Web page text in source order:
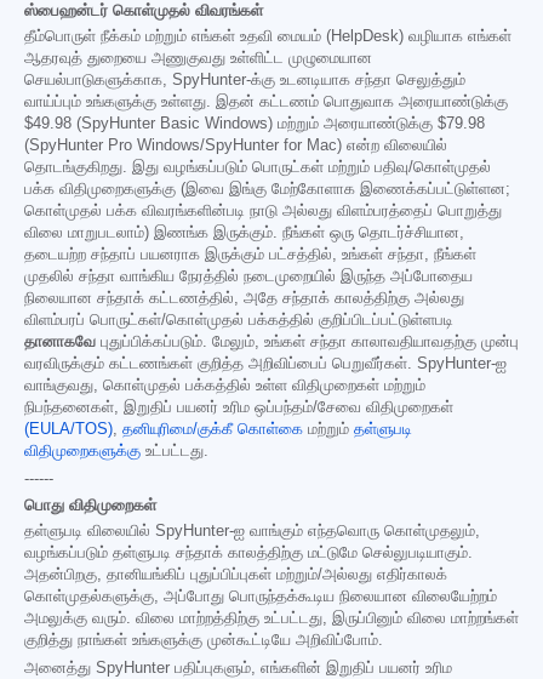
ஸ்பைஹன்டர் கொள்முதல் விவரங்கள்
தீம்பொருள் நீக்கம் மற்றும் எங்கள் உதவி மையம் (HelpDesk) வழியாக எங்கள்
ஆதரவுத் துறையை அணுகுவது உள்ளிட்ட முழுமையான
செயல்பாடுகளுக்காக, SpyHunter-க்கு உடனடியாக சந்தா செலுத்தும்
வாய்ப்பும் உங்களுக்கு உள்ளது. இதன் கட்டணம் பொதுவாக அரையாண்டுக்கு
$49.98 (SpyHunter Basic Windows) மற்றும் அரையாண்டுக்கு $79.98
(SpyHunter Pro Windows/SpyHunter for Mac) என்ற விலையில்
தொடங்குகிறது. இது வழங்கப்படும் பொருட்கள் மற்றும் பதிவு/கொள்முதல்
பக்க விதிமுறைகளுக்கு (இவை இங்கு மேற்கோளாக இணைக்கப்பட்டுள்ளன;
கொள்முதல் பக்க விவரங்களின்படி நாடு அல்லது விளம்பரத்தைப் பொறுத்து
விலை மாறுபடலாம்) இணங்க இருக்கும். நீங்கள் ஒரு தொடர்ச்சியான,
தடையற்ற சந்தாப் பயனராக இருக்கும் பட்சத்தில், உங்கள் சந்தா, நீங்கள்
முதலில் சந்தா வாங்கிய நேரத்தில் நடைமுறையில் இருந்த அப்போதைய
நிலையான சந்தாக் கட்டணத்தில், அதே சந்தாக் காலத்திற்கு அல்லது
விளம்பரப் பொருட்கள்/கொள்முதல் பக்கத்தில் குறிப்பிடப்பட்டுள்ளபடி
தானாகவே புதுப்பிக்கப்படும். மேலும், உங்கள் சந்தா காலாவதியாவதற்கு முன்பு
வரவிருக்கும் கட்டணங்கள் குறித்த அறிவிப்பைப் பெறுவீர்கள். SpyHunter-ஐ
வாங்குவது, கொள்முதல் பக்கத்தில் உள்ள விதிமுறைகள் மற்றும்
நிபந்தனைகள், இறுதிப் பயனர் உரிம ஒப்பந்தம்/சேவை விதிமுறைகள்
(EULA/TOS), தனியுரிமை/குக்கீ கொள்கை மற்றும் தள்ளுபடி
விதிமுறைகளுக்கு உட்பட்டது.
------
பொது விதிமுறைகள்
தள்ளுபடி விலையில் SpyHunter-ஐ வாங்கும் எந்தவொரு கொள்முதலும்,
வழங்கப்படும் தள்ளுபடி சந்தாக் காலத்திற்கு மட்டுமே செல்லுபடியாகும்.
அதன்பிறகு, தானியங்கிப் புதுப்பிப்புகள் மற்றும்/அல்லது எதிர்காலக்
கொள்முதல்களுக்கு, அப்போது பொருந்தக்கூடிய நிலையான விலையேற்றம்
அமலுக்கு வரும். விலை மாற்றத்திற்கு உட்பட்டது, இருப்பினும் விலை மாற்றங்கள்
குறித்து நாங்கள் உங்களுக்கு முன்கூட்டியே அறிவிப்போம்.
அனைத்து SpyHunter பதிப்புகளும், எங்களின் இறுதிப் பயனர் உரிம